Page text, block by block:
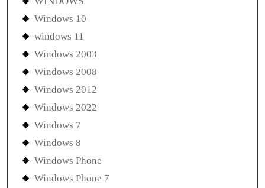
Windows 10
windows 11
Windows 2003
Windows 2008
Windows 2012
Windows 2022
Windows 7
Windows 8
Windows Phone
Windows Phone 7